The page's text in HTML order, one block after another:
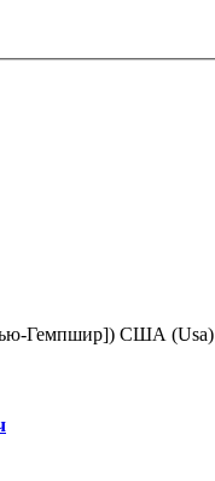
Гемпшир]) США (Usa)